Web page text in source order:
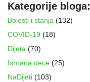
Kategorije bloga:
Bolesti i stanja (132)
COVID-19 (18)
Dijeta (70)
Ishrana dece (25)
NaDijeti (103)